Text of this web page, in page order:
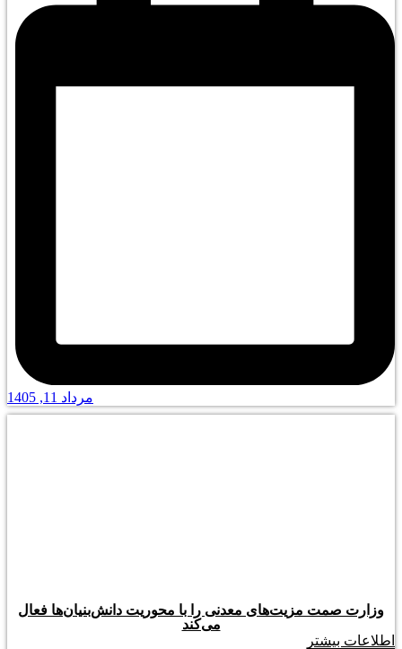
مرداد 11, 1405
وزارت صمت مزیت‌های معدنی را با محوریت دانش‌بنیان‌ها فعال
می‌کند
اطلاعات بیشتر